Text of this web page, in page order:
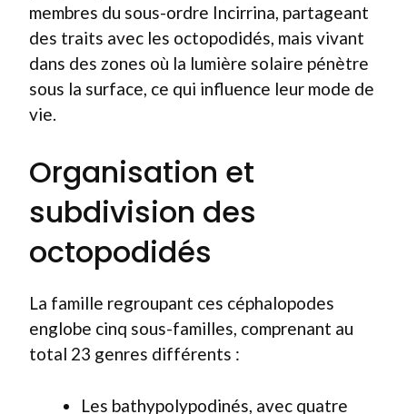
membres du sous-ordre Incirrina, partageant
des traits avec les octopodidés, mais vivant
dans des zones où la lumière solaire pénètre
sous la surface, ce qui influence leur mode de
vie.
Organisation et
subdivision des
octopodidés
La famille regroupant ces céphalopodes
englobe cinq sous-familles, comprenant au
total 23 genres différents :
Les bathypolypodinés, avec quatre